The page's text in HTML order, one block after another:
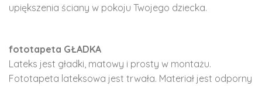
upiększenia ściany w pokoju Twojego dziecka.
fototapeta GŁADKA
Lateks jest gładki, matowy i prosty w montażu.
Fototapeta lateksowa jest trwała. Materiał jest odporny